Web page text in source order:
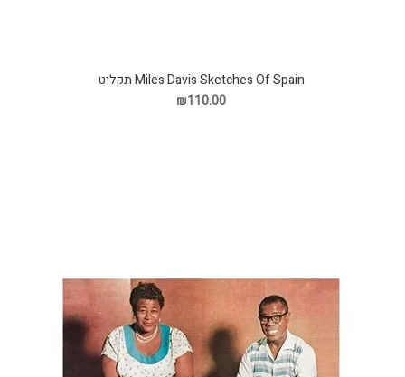
Miles Davis Sketches Of Spain תקליט
₪110.00